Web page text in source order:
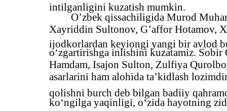
intilganligini kuzatish mumkin.
O’zbek qissachiligida Murod
Xayriddin Sultonov, G’affor Hotamov,
ijodkorlardan keyiongi yangi bir avlod
o‘zgartirishga inlishini kuzatamiz. Sobir
Hamdam, Isajon Sulton, Zulfiya
asarlarini ham alohida ta’kidlash
qolishni burch deb bilgan badiiy
ko‘ngilga yaqinligi, o‘zida hayotning